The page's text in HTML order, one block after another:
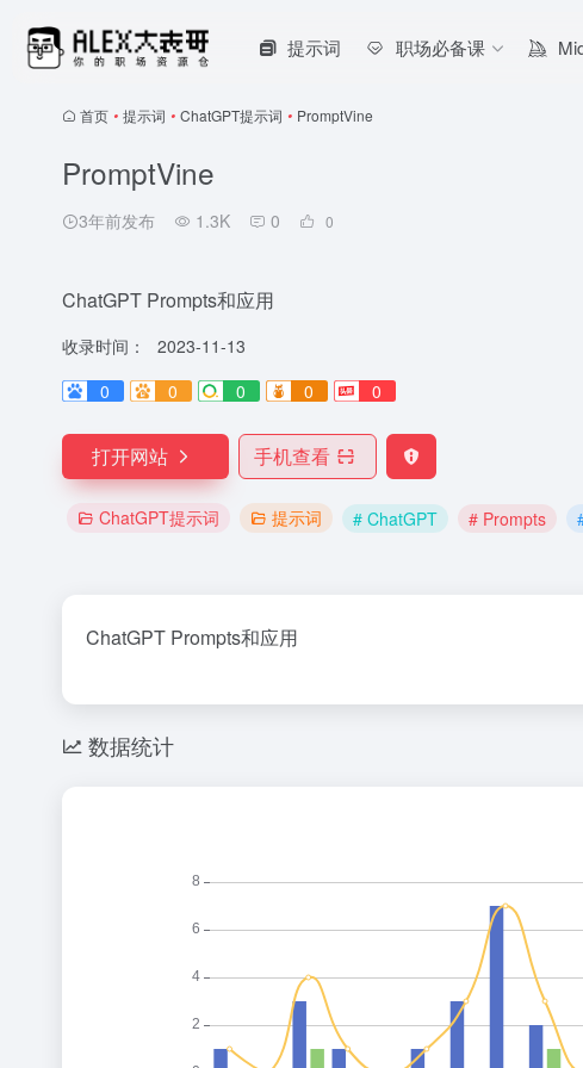
提示词 职场必备课
首页 • 提示词 • ChatGPT提示词 • PromptVine
PromptVine
3年前发布 1.3K 0 0
ChatGPT Prompts和应用
收录时间：
2023-11-13
0
0 0 0 0
打开网站 手机查看
ChatGPT提示词 提示词 # ChatGPT # Prompts
ChatGPT Prompts和应用
数据统计